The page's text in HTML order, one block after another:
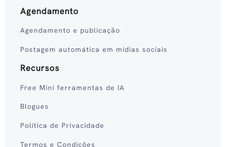
Agendamento
Agendamento e publicação
Postagem automática em mídias sociais
Recursos
Free Mini ferramentas de IA
Blogues
Política de Privacidade
Termos e Condições